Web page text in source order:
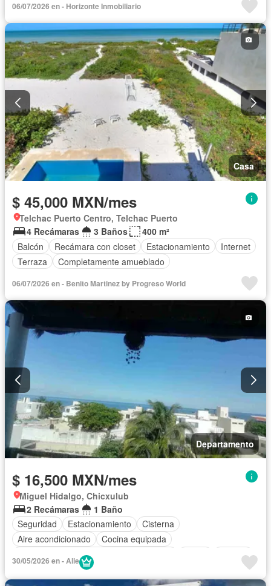
06/07/2026 en - Horizonte Inmobiliario
Casa
$ 45,000 MXN/mes
Telchac Puerto Centro, Telchac Puerto
4 Recámaras
3 Baños
400 m²
Balcón
Recámara con closet Estacionamiento
Internet
Terraza
Completamente amueblado
06/07/2026 en - Benito Martinez by Progreso World
Departamento
$ 16,500 MXN/mes
Miguel Hidalgo, Chicxulub
2 Recámaras
1 Baño
Seguridad
Estacionamiento
Cisterna
Aire acondicionado
Cocina equipada
Acceso para personas con discapacidad
Terraza
Completamente amueblado
30/05/2026 en - Alie